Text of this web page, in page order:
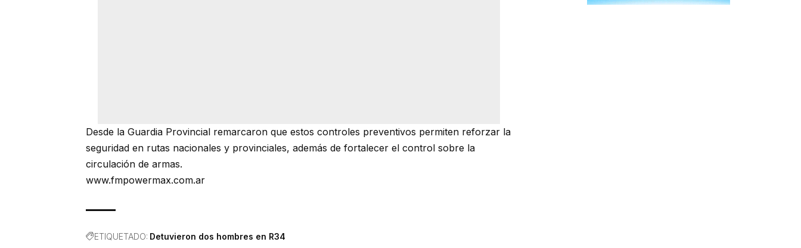
Desde la Guardia Provincial remarcaron que estos controles preventivos permiten reforzar la
seguridad en rutas nacionales y provinciales, además de fortalecer el control sobre la
circulación de armas.
www.fmpowermax.com.ar
ETIQUETADO: Detuvieron dos hombres en R34